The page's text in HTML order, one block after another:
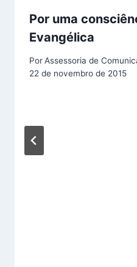
Por uma
Evangélica
PorAssessoria de
22 de novembro de 2015